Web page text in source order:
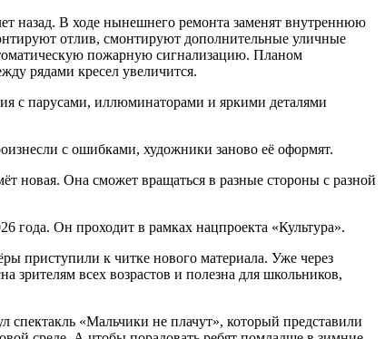
назад. В ходе нынешнего ремонта заменят внутреннюю
отлив, смонтируют дополнительные уличные
пожарную сигнализацию. Планом
рядами кресел увеличится.
с парусами, иллюминаторами и яркими деталями
с ошибками, художники заново её оформят.
новая. Она сможет вращаться в разные стороны с разной
года. Он проходит в рамках нацпроекта «Культура».
приступили к читке нового материала. Уже через
зрителям всех возрастов и полезна для школьников,
«Мальчики не плачут», который представили